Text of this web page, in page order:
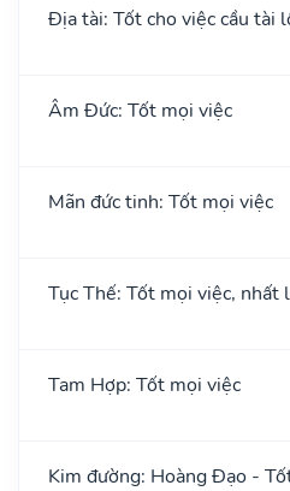
Địa tài: Tốt cho việc cầu tài
Âm Đức: Tốt mọi việc
Mãn đức tinh: Tốt mọi việc
Tục Thế: Tốt mọi việc, nhất
Tam Hợp: Tốt mọi việc
Kim đường: Hoàng Đạo -